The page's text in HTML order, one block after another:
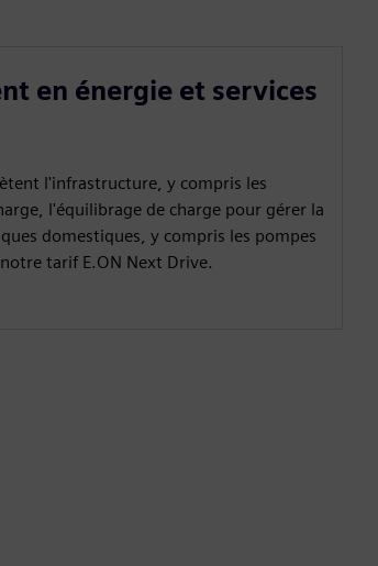
en énergie et services
l'infrastructure, y compris les
l'équilibrage de charge pour gérer la
domestiques, y compris les pompes
tarif E.ON Next Drive.